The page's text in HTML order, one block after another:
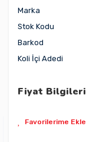
Marka
Stok Kodu
Barkod
Koli İçi Adedi
Fiyat Bilgileri